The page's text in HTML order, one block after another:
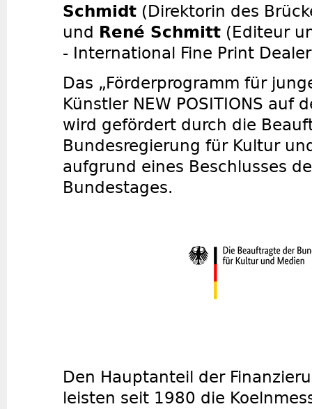
Schmidt (Direktorin des
und René Schmitt (Editeur
- International Fine Print
Das „Förderprogramm für
Künstler NEW POSITIONS auf
wird gefördert durch die
Bundesregierung für Kultur
aufgrund eines Beschlusses
Bundestages.
Den Hauptanteil der
leisten seit 1980 die